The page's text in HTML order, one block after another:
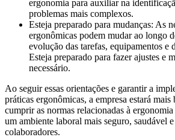
ergonomia para auxiliar na
problemas mais complexos.
Esteja preparado para mudanças: As
ergonômicas podem mudar ao longo
evolução das tarefas, equipamentos e
Esteja preparado para fazer ajustes e
necessário.
Ao seguir essas orientações e garantir a
práticas ergonômicas, a empresa estará mais
cumprir as normas relacionadas à
um ambiente laboral mais seguro, saudável
colaboradores.